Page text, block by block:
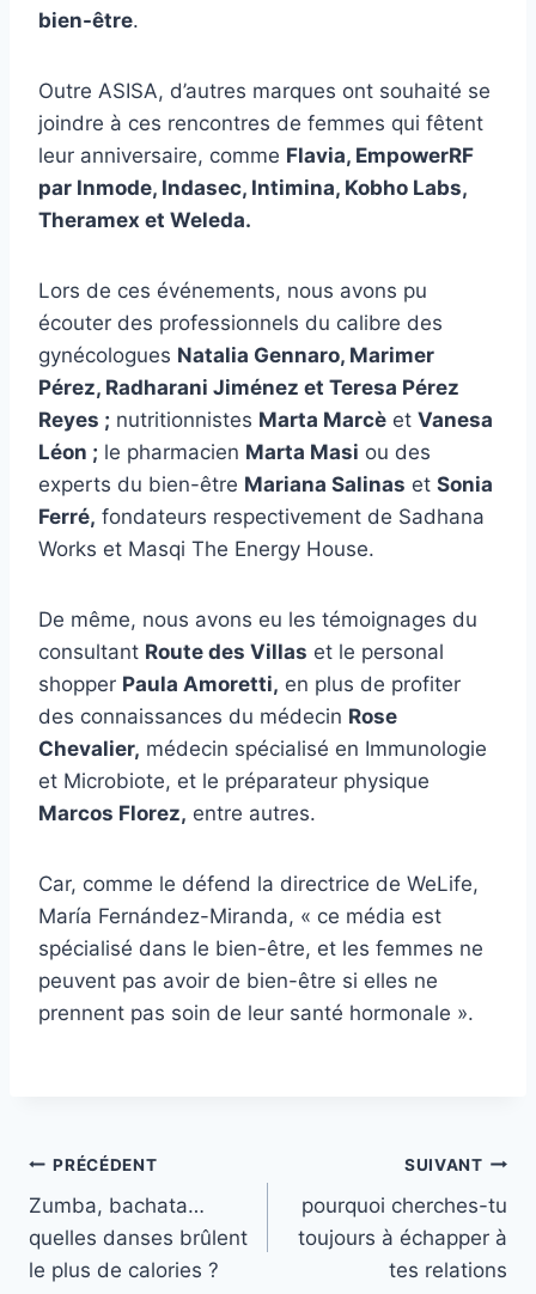
bien-être.
Outre ASISA, d’autres marques ont souhaité se
joindre à ces rencontres de femmes qui fêtent
leur anniversaire, comme Flavia, EmpowerRF
par Inmode, Indasec, Intimina, Kobho Labs,
Theramex et Weleda.
Lors de ces événements, nous avons pu
écouter des professionnels du calibre des
gynécologues Natalia Gennaro, Marimer
Pérez, Radharani Jiménez et Teresa Pérez
Reyes ; nutritionnistes Marta Marcè et Vanesa
Léon ; le pharmacien Marta Masi ou des
experts du bien-être Mariana Salinas et Sonia
Ferré, fondateurs respectivement de Sadhana
Works et Masqi The Energy House.
De même, nous avons eu les témoignages du
consultant Route des Villas et le personal
shopper Paula Amoretti, en plus de profiter
des connaissances du médecin Rose
Chevalier, médecin spécialisé en Immunologie
et Microbiote, et le préparateur physique
Marcos Florez, entre autres.
Car, comme le défend la directrice de WeLife,
María Fernández-Miranda, « ce média est
spécialisé dans le bien-être, et les femmes ne
peuvent pas avoir de bien-être si elles ne
prennent pas soin de leur santé hormonale ».
Navigation
de
l’article
PRÉCÉDENT
Zumba, bachata…
quelles danses brûlent
le plus de calories ?
SUIVANT
pourquoi cherches-tu
toujours à échapper à
tes relations